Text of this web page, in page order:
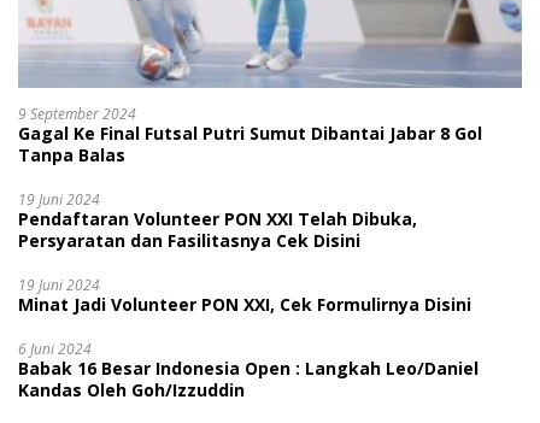
9 September 2024
Gagal Ke Final Futsal Putri Sumut Dibantai Jabar 8 Gol
Tanpa Balas
19 Juni 2024
Pendaftaran Volunteer PON XXI Telah Dibuka,
Persyaratan dan Fasilitasnya Cek Disini
19 Juni 2024
Minat Jadi Volunteer PON XXI, Cek Formulirnya Disini
6 Juni 2024
Babak 16 Besar Indonesia Open : Langkah Leo/Daniel
Kandas Oleh Goh/Izzuddin